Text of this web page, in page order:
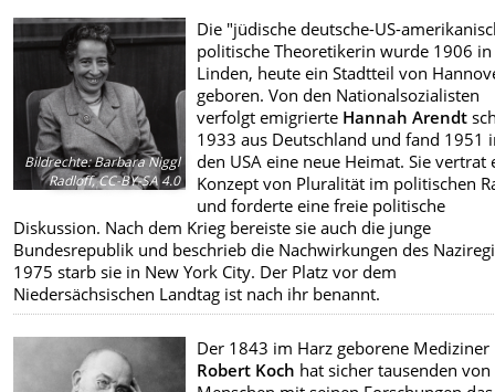
Bildrechte:Barbara Niggl
Radloff, CC-BY-SA 4.0
Die "jüdische deutsche-US-
politische Theoretikerin wurde 1906 in
Linden, heute ein Stadtteil von
geboren. Von den Nationalsozialisten
verfolgt emigrierte Hannah Arendt
1933 aus Deutschland und fand 1951
den USA eine neue Heimat. Sie vertrat
Konzept von Pluralität im politischen
und forderte eine freie politische
Diskussion. Nach dem Krieg bereiste sie auch die junge
Bundesrepublik und beschrieb die Nachwirkungen des
1975 starb sie in New York City. Der Platz vor dem
Niedersächsischen Landtag ist nach ihr benannt.
Der 1843 im Harz geborene Mediziner
Robert Koch hat sicher tausenden von